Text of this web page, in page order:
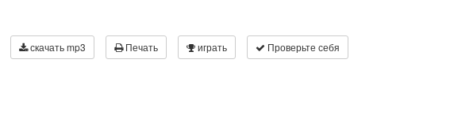
скачать mp3 Печать играть Проверьте себя